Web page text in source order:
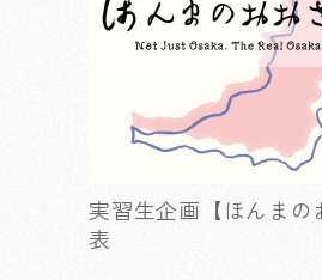
実習生企画【ほんまの
表